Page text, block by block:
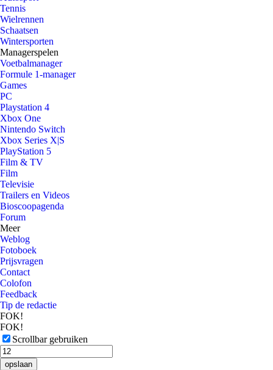
Tennis
Wielrennen
Schaatsen
Wintersporten
Managerspelen
Voetbalmanager
Formule 1-manager
Games
PC
Playstation 4
Xbox One
Nintendo Switch
Xbox Series X|S
PlayStation 5
Film & TV
Film
Televisie
Trailers en Videos
Bioscoopagenda
Forum
Meer
Weblog
Fotoboek
Prijsvragen
Contact
Colofon
Feedback
Tip de redactie
FOK!
FOK!
Scrollbar gebruiken
opslaan